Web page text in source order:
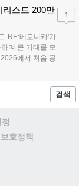
리스트 200만
RE:베로니카'가
며 큰 기대를 모
에서 처음 공
성한 작품으로,
루며 RE 엔진을
, 예약 구매 일정
1
검색
정
호정책